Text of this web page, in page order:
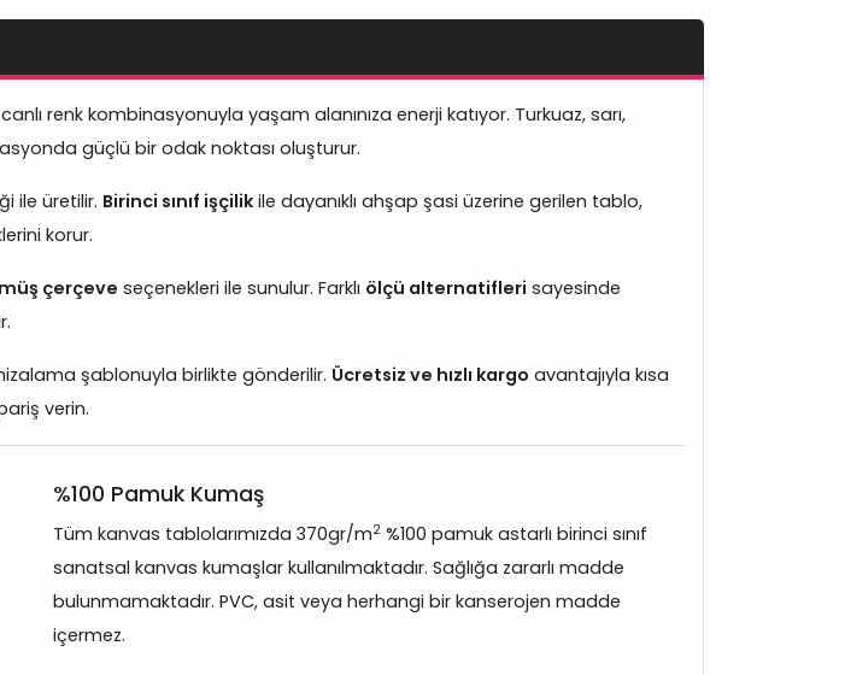
renk kombinasyonuyla yaşam alanınıza enerji katıyor. Turkuaz, sarı,
güçlü bir odak noktası oluşturur.
ile üretilir. Birinci sınıf işçilik ile dayanıklı ahşap şasi üzerine gerilen tablo,
korur.
çerçeve seçenekleri ile sunulur. Farklı ölçü alternatifleri sayesinde
şablonuyla birlikte gönderilir. Ücretsiz ve hızlı kargo avantajıyla kısa
verin.
%100 Pamuk Kumaş
Tüm kanvas tablolarımızda 370gr/m2 %100 pamuk astarlı birinci sınıf
sanatsal kanvas kumaşlar kullanılmaktadır. Sağlığa zararlı madde
bulunmamaktadır. PVC, asit veya herhangi bir kanserojen madde
içermez.